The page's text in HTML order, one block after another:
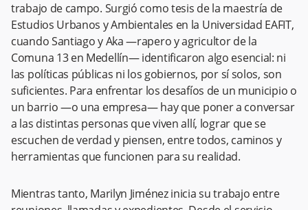
trabajo de campo. Surgió como tesis de la maestría de
Estudios Urbanos y Ambientales en la Universidad EAFIT,
cuando Santiago y Aka —rapero y agricultor de la
Comuna 13 en Medellín— identificaron algo esencial: ni
las políticas públicas ni los gobiernos, por sí solos, son
suficientes. Para enfrentar los desafíos de un municipio o
un barrio —o una empresa— hay que poner a conversar
a las distintas personas que viven allí, lograr que se
escuchen de verdad y piensen, entre todos, caminos y
herramientas que funcionen para su realidad.
Mientras tanto, Marilyn Jiménez inicia su trabajo entre